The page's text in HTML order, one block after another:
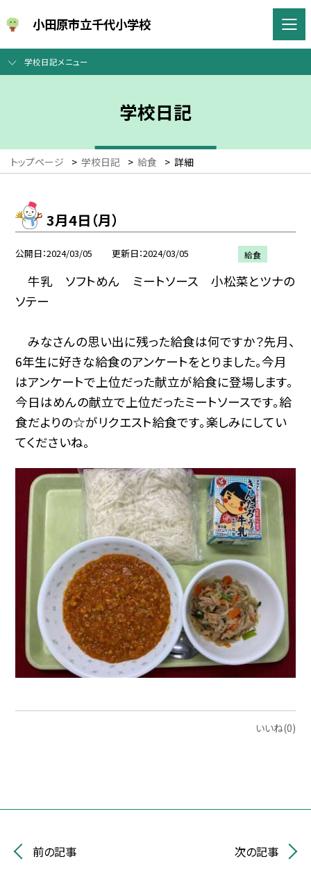
小田原市立千代小学校
学校日記メニュー
学校日記
トップページ > 学校日記 > 給食 > 詳細
3月4日（月）
公開日 2024/03/05 更新日 2024/03/05 給食
牛乳 ソフトめん ミートソース 小松菜とツナの
ソテー
みなさんの思い出に残った給食は何ですか？先月、
6年生に好きな給食のアンケートをとりました。今月
はアンケートで上位だった献立が給食に登場します。
今日はめんの献立で上位だったミートソースです。給
食だよりの☆がリクエスト給食です。楽しみにしてい
てくださいね。
いいね(0)
前の記事 次の記事